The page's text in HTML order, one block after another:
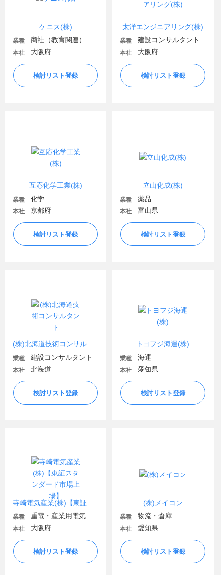
ケニス(株)
業種 商社（教育関連）
本社 大阪府
検討リスト登録
太洋エンジニアリング(株)
業種 建設コンサルタント
本社 大阪府
検討リスト登録
互応化学工業(株)
業種 化学
本社 京都府
検討リスト登録
立山化成(株)
業種 薬品
本社 富山県
検討リスト登録
業種 建設コンサルタント
本社 北海道
検討リスト登録
トヨフジ海運(株)
業種 海運
本社 愛知県
検討リスト登録
業種
本社 大阪府
検討リスト登録
(株)メイコン
業種 物流・倉庫
本社 愛知県
検討リスト登録